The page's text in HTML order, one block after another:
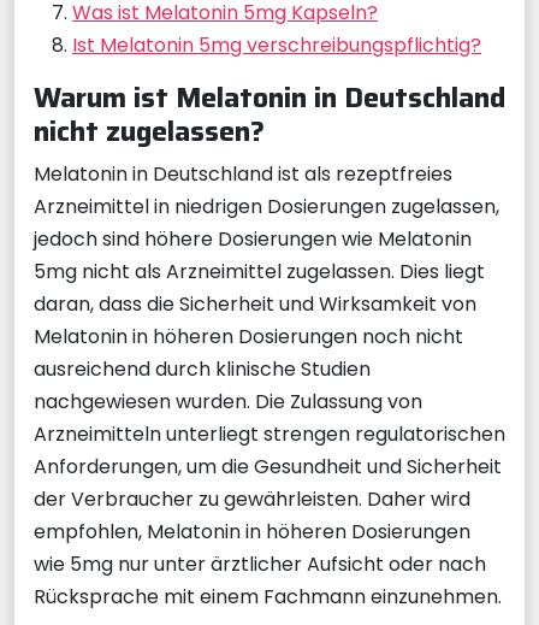
Was ist Melatonin 5mg Kapseln?
Ist Melatonin 5mg verschreibungspflichtig?
Warum ist Melatonin in Deutschland
nicht zugelassen?
Melatonin in Deutschland ist als rezeptfreies
Arzneimittel in niedrigen Dosierungen zugelassen,
jedoch sind höhere Dosierungen wie Melatonin
5mg nicht als Arzneimittel zugelassen. Dies liegt
daran, dass die Sicherheit und Wirksamkeit von
Melatonin in höheren Dosierungen noch nicht
ausreichend durch klinische Studien
nachgewiesen wurden. Die Zulassung von
Arzneimitteln unterliegt strengen regulatorischen
Anforderungen, um die Gesundheit und Sicherheit
der Verbraucher zu gewährleisten. Daher wird
empfohlen, Melatonin in höheren Dosierungen
wie 5mg nur unter ärztlicher Aufsicht oder nach
Rücksprache mit einem Fachmann einzunehmen.